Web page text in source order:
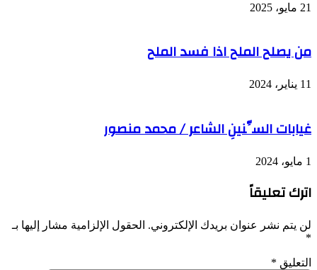
21 مايو، 2025
من يصلح الملح اذا فسد الملح
11 يناير، 2024
غيابات السِّنينِ الشاعر / محمد منصور
1 مايو، 2024
اترك تعليقاً
لن يتم نشر عنوان بريدك الإلكتروني. الحقول الإلزامية مشار إليها بـ
*
التعليق *